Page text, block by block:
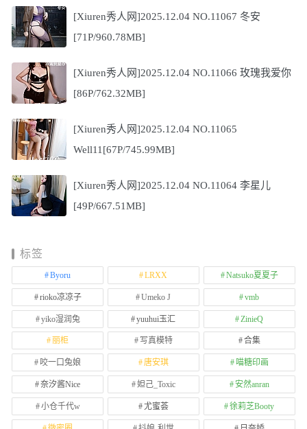
[Xiuren秀人网]2025.12.04 NO.11067 冬安
[71P/960.78MB]
[Xiuren秀人网]2025.12.04 NO.11066 玫瑰我爱你
[86P/762.32MB]
[Xiuren秀人网]2025.12.04 NO.11065
Well11[67P/745.99MB]
[Xiuren秀人网]2025.12.04 NO.11064 李星儿
[49P/667.51MB]
标签
Byoru LRXX Natsuko夏夏子
rioko凉凉子 Umeko J vmb
yiko湿润兔 yuuhui玉汇 ZinieQ
丽柜 写真模特 合集
咬一口兔娘 唐安琪 喵糖印画
奈汐酱Nice 妲己_Toxic 安然anran
小仓千代w 尤蜜荟 徐莉芝Booty